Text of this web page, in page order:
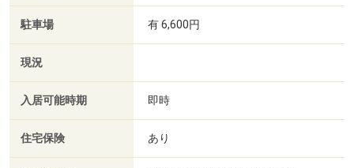
駐車場 有 6,600円
現況
入居可能時期 即時
住宅保険 あり